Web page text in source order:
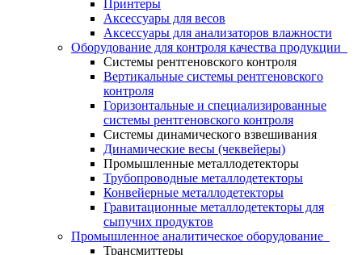
Принтеры
Аксессуары для весов
Аксессуары для анализаторов влажности
Оборудование для контроля качества продукции
Системы рентгеновского контроля
Вертикальные системы рентгеновского
контроля
Горизонтальные и специализированные
системы рентгеновского контроля
Системы динамического взвешивания
Динамические весы (чеквейеры)
Промышленные металлодетекторы
Трубопроводные металлодетекторы
Конвейерные металлодетекторы
Гравитационные металлодетекторы для
сыпучих продуктов
Промышленное аналитическое оборудование
Трансмиттеры